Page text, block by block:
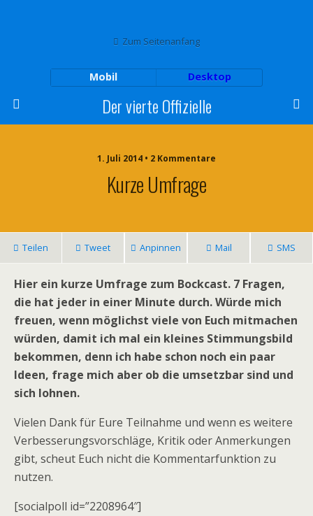
Zum Seitenanfang
Mobil Desktop
Der vierte Offizielle
1. Juli 2014 • 2 Kommentare
Kurze Umfrage
Teilen Tweet Anpinnen Mail SMS
Hier ein kurze Umfrage zum Bockcast. 7 Fragen,
die hat jeder in einer Minute durch. Würde mich
freuen, wenn möglichst viele von Euch mitmachen
würden, damit ich mal ein kleines Stimmungsbild
bekommen, denn ich habe schon noch ein paar
Ideen, frage mich aber ob die umsetzbar sind und
sich lohnen.
Vielen Dank für Eure Teilnahme und wenn es weitere
Verbesserungsvorschläge, Kritik oder Anmerkungen
gibt, scheut Euch nicht die Kommentarfunktion zu
nutzen.
[socialpoll id=”2208964″]